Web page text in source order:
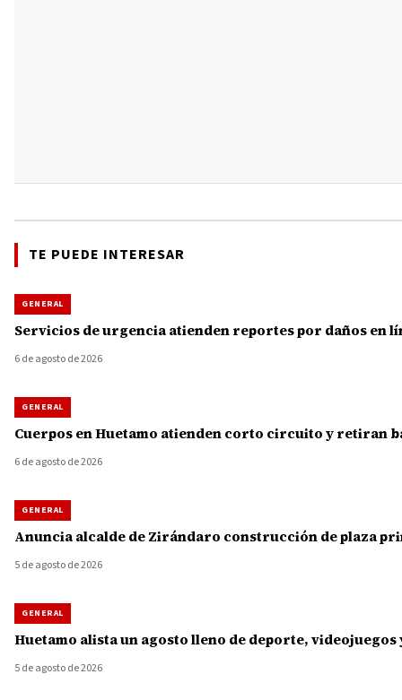
TE PUEDE INTERESAR
GENERAL
Servicios de urgencia atienden reportes por daños en
6 de agosto de 2026
GENERAL
Cuerpos en Huetamo atienden corto circuito y retiran
6 de agosto de 2026
GENERAL
Anuncia alcalde de Zirándaro construcción de plaza
5 de agosto de 2026
GENERAL
Huetamo alista un agosto lleno de deporte,
5 de agosto de 2026